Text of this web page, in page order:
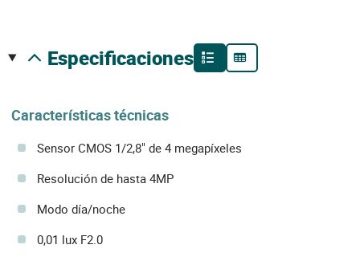
especificaciones
Características técnicas
Sensor CMOS 1/2,8" de 4 megapíxeles
Resolución de hasta 4MP
Modo día/noche
0,01 lux F2.0